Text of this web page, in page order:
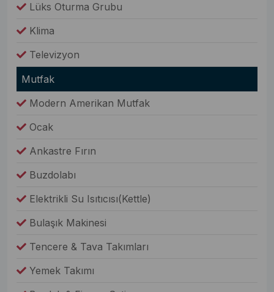
Lüks Oturma Grubu
Klima
Televizyon
Mutfak
Modern Amerikan Mutfak
Ocak
Ankastre Fırın
Buzdolabı
Elektrikli Su Isıtıcısı(Kettle)
Bulaşık Makinesi
Tencere & Tava Takımları
Yemek Takımı